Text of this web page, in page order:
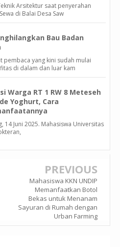
Arsitektur saat penyerahan
di Balai Desa Saw
Bau Badan
pembaca yang kini sudah mulai
di dalam dan luar kam
Warga RT 1 RW 8 Meteseh
Yoghurt, Cara
14 Juni 2025. Mahasiswa Universitas
PREVIOUS
Mahasiswa KKN UNDIP
Memanfaatkan Botol
Bekas untuk Menanam
Sayuran di Rumah dengan
Urban Farming